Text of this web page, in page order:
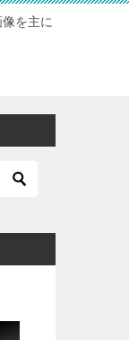
を主に